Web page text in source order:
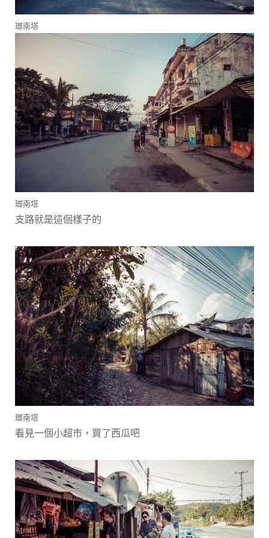
瑯南塔
瑯南塔
支路就是這個樣子的
瑯南塔
看見一個小超市，買了西瓜吧